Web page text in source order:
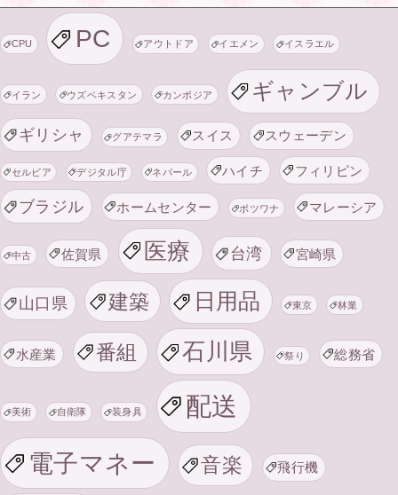
CPU PC アウトドア イエメン イスラエル
イラン ウズベキスタン カンボジア ギャンブル
ギリシャ グアテマラ スイス スウェーデン
セルビア デジタル庁 ネパール ハイチ フィリピン
ブラジル ホームセンター ボツワナ マレーシア
中古 佐賀県 医療 台湾 宮崎県
山口県 建築 日用品 東京 林業
水産業 番組 石川県 祭り 総務省
美術 自衛隊 装身具 配送
電子マネー 音楽 飛行機